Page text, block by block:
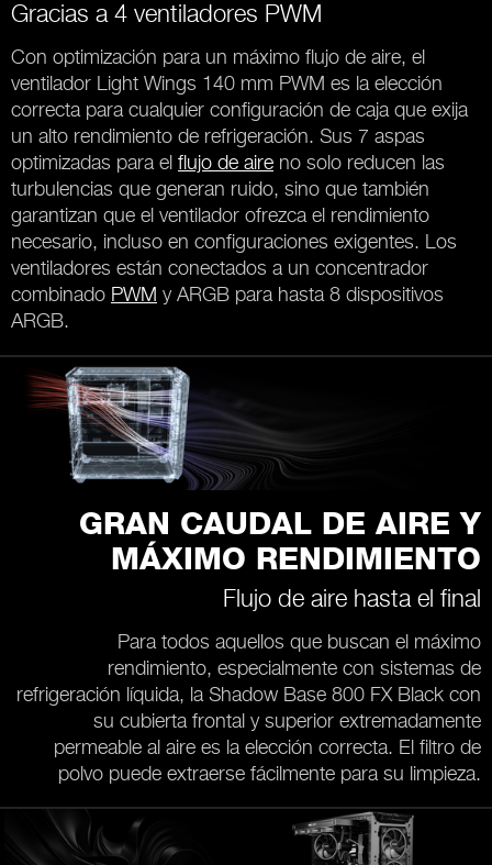
Gracias a 4 ventiladores PWM
Con optimización para un máximo flujo de aire, el
ventilador Light Wings 140 mm PWM es la elección
correcta para cualquier configuración de caja que exija
un alto rendimiento de refrigeración. Sus 7 aspas
optimizadas para el flujo de aire no solo reducen las
turbulencias que generan ruido, sino que también
garantizan que el ventilador ofrezca el rendimiento
necesario, incluso en configuraciones exigentes. Los
ventiladores están conectados a un concentrador
combinado PWM y ARGB para hasta 8 dispositivos
ARGB.
GRAN CAUDAL DE AIRE Y
MÁXIMO RENDIMIENTO
Flujo de aire hasta el final
Para todos aquellos que buscan el máximo
rendimiento, especialmente con sistemas de
refrigeración líquida, la Shadow Base 800 FX Black con
su cubierta frontal y superior extremadamente
permeable al aire es la elección correcta. El filtro de
polvo puede extraerse fácilmente para su limpieza.